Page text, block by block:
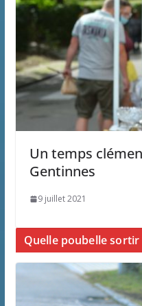
Un temps
Gentinnes
9 juillet 2021
Quelle poubelle sortir